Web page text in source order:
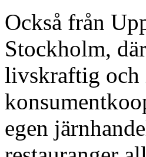
Också från
Stockholm,
livskraftig och
egen